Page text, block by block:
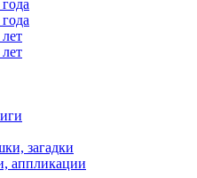
загадки
аппликации